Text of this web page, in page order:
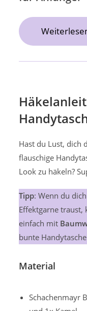
Hast du Lust, dich
flauschige
Look zu häkeln?
Tipp: Wenn du
Effektgarne traust,
einfach mit
bunte
Material
Schachenmayr